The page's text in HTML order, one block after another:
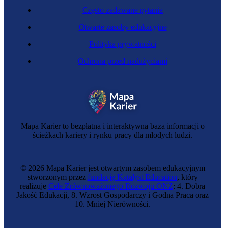
Mapa Karier to bezpłatna i interaktywna baza informacji o
ścieżkach kariery i rynku pracy dla młodych ludzi.
Często zadawane pytania
Otwarte zasoby edukacyjne
Polityka prywatności
Ochrona przed nadużyciami
© 2026 Mapa Karier jest otwartym zasobem edukacyjnym
stworzonym przez fundację Katalyst Education, który
realizuje Cele Zrównoważonego Rozwoju ONZ: 4. Dobra
Jakość Edukacji, 8. Wzrost Gospodarczy i Godna Praca oraz
10. Mniej Nierówności.